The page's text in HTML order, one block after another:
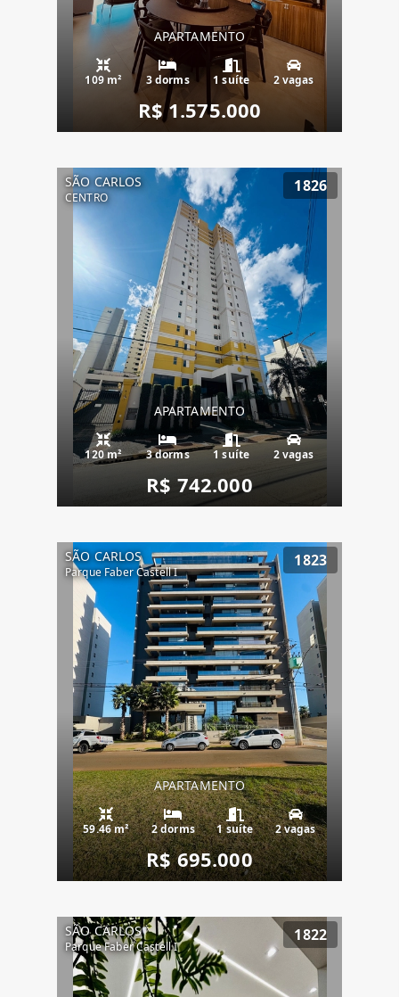
APARTAMENTO
109 m² 3 dorms 1 suíte 2 vagas
R$ 1.575.000
SÃO CARLOS
CENTRO
1826
APARTAMENTO
120 m² 3 dorms 1 suíte 2 vagas
R$ 742.000
SÃO CARLOS
Parque Faber Castell I
1823
APARTAMENTO
59.46 m² 2 dorms 1 suíte 2 vagas
R$ 695.000
SÃO CARLOS
Parque Faber Castell I
1822